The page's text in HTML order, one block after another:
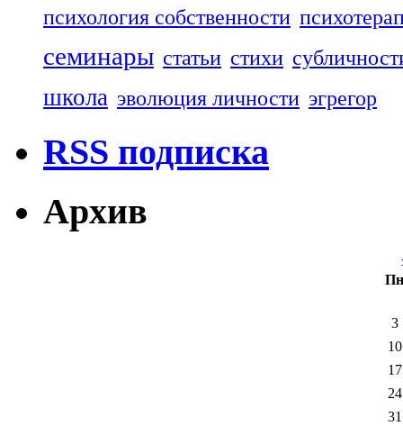
психология собственности
семинары статьи стихи
школа эволюция личности эгрегор
RSS подписка
Архив
3
10
17
24
31